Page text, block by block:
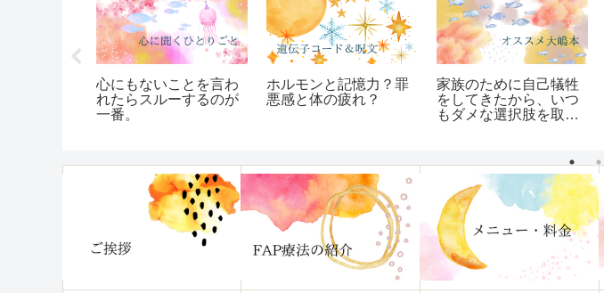
FAP療法をぶっ通しで
やり続けてぶっ倒れた
話②
中指ビンゴで上手くい
った些細な話集【随時
怒りを抑えても怒りは
止まらない。